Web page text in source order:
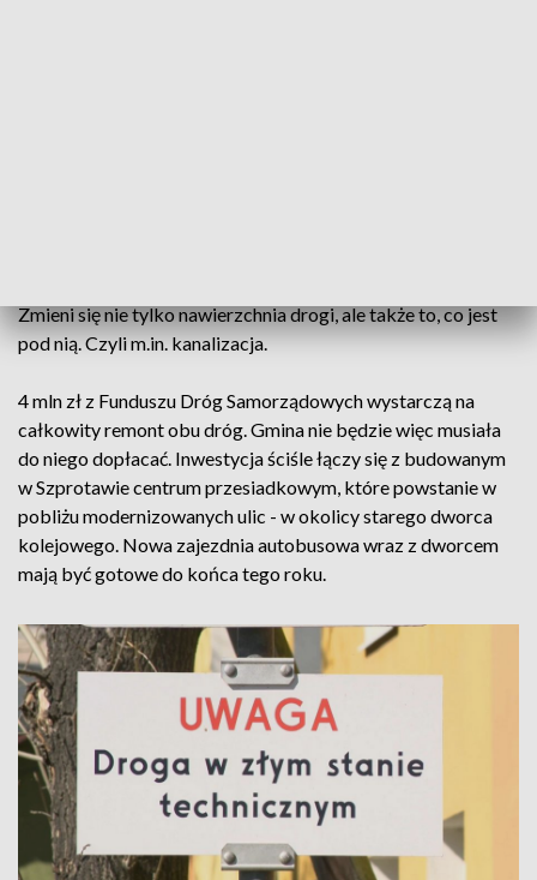
Zmieni się nie tylko nawierzchnia drogi, ale także to, co jest
pod nią. Czyli m.in. kanalizacja.
4 mln zł z Funduszu Dróg Samorządowych wystarczą na
całkowity remont obu dróg. Gmina nie będzie więc musiała
do niego dopłacać. Inwestycja ściśle łączy się z budowanym
w Szprotawie centrum przesiadkowym, które powstanie w
pobliżu modernizowanych ulic - w okolicy starego dworca
kolejowego. Nowa zajezdnia autobusowa wraz z dworcem
mają być gotowe do końca tego roku.